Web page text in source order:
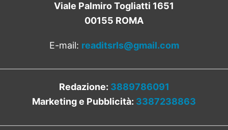
Viale Palmiro Togliatti 1651
00155 ROMA
E-mail: readitsrls@gmail.com
Redazione: 3889786091
Marketing e Pubblicità: 3387238863